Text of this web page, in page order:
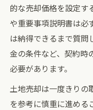
的な売却価格を設定す
や重要事項説明書は必
は納得できるまで質問
金の条件など、契約時
必要があります。
土地売却は一度きりの
を参考に慎重に進める